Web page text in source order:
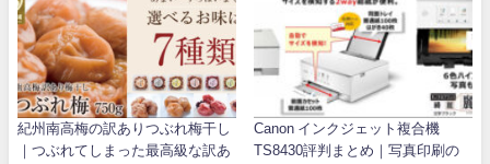
紀州南高梅の訳ありつぶれ梅干し
｜つぶれてしまった最高級な訳あ
Canon インクジェット複合機
TS8430評判まとめ｜写真印刷の